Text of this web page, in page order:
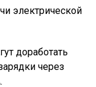
электрической
доработать
через